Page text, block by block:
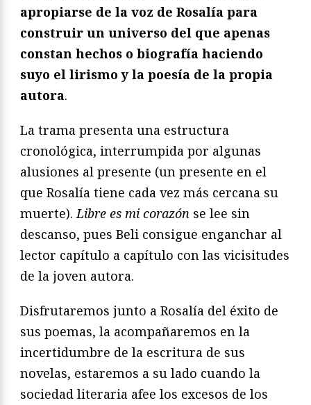
apropiarse de la voz de Rosalía para
construir un universo del que apenas
constan hechos o biografía haciendo
suyo el lirismo y la poesía de la propia
autora.
La trama presenta una estructura
cronológica, interrumpida por algunas
alusiones al presente (un presente en el
que Rosalía tiene cada vez más cercana su
muerte). Libre es mi corazón se lee sin
descanso, pues Beli consigue enganchar al
lector capítulo a capítulo con las vicisitudes
de la joven autora.
Disfrutaremos junto a Rosalía del éxito de
sus poemas, la acompañaremos en la
incertidumbre de la escritura de sus
novelas, estaremos a su lado cuando la
sociedad literaria afee los excesos de los